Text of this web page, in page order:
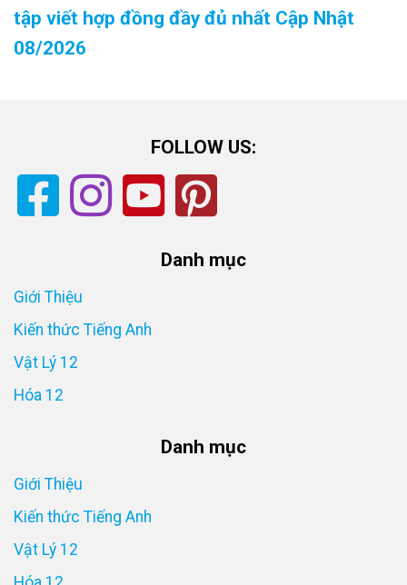
tập viết hợp đồng đầy đủ nhất Cập Nhật
08/2026
FOLLOW US:
Danh mục
Giới Thiệu
Kiến thức Tiếng Anh
Vật Lý 12
Hóa 12
Danh mục
Giới Thiệu
Kiến thức Tiếng Anh
Vật Lý 12